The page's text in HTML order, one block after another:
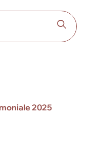
2025